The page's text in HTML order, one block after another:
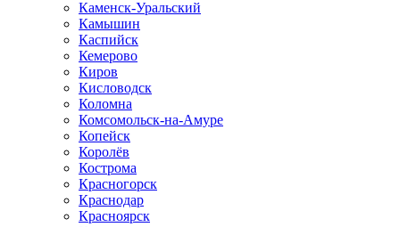
Каменск-Уральский
Камышин
Каспийск
Кемерово
Киров
Кисловодск
Коломна
Комсомольск-на-Амуре
Копейск
Королёв
Кострома
Красногорск
Краснодар
Красноярск